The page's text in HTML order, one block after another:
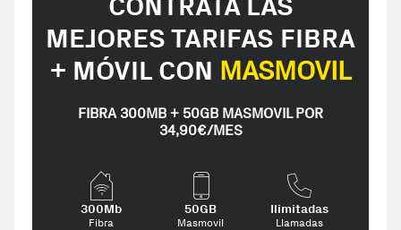
MEJORES TARIFAS FIBRA
+ MÓVIL CON MASMOVIL
FIBRA 300MB + 50GB MASMOVIL POR
34,90€/MES
300Mb
Fibra
50GB
Masmovil
Ilimitadas
Llamadas